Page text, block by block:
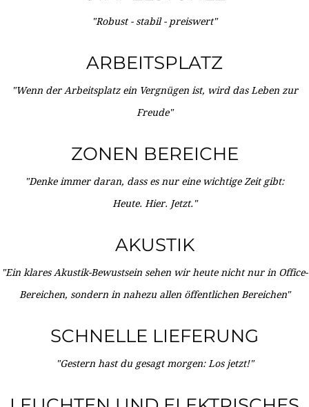
"Robust - stabil - preiswert"
ARBEITSPLATZ
"Wenn der Arbeitsplatz ein Vergnügen ist, wird das Leben zur
Freude"
ZONEN BEREICHE
"Denke immer daran, dass es nur eine wichtige Zeit gibt:
Heute. Hier. Jetzt."
AKUSTIK
"Ein klares Akustik-Bewustsein sehen wir heute nicht nur in Office-
Bereichen, sondern in nahezu allen öffentlichen Bereichen"
SCHNELLE LIEFERUNG
"Gestern hast du gesagt morgen: Los jetzt!"